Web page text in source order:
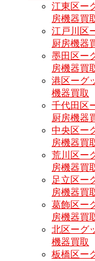
江東区ー
房機器買
江戸川区
厨房機器
墨田区ー
房機器買
港区ーグ
機器買取
千代田区
厨房機器
中央区ー
房機器買
荒川区ー
房機器買
足立区ー
房機器買
葛飾区ー
房機器買
北区ーグ
機器買取
板橋区ー